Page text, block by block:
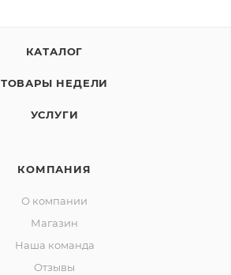
КАТАЛОГ
ТОВАРЫ НЕДЕЛИ
УСЛУГИ
КОМПАНИЯ
О компании
Магазин
Наша команда
Отзывы